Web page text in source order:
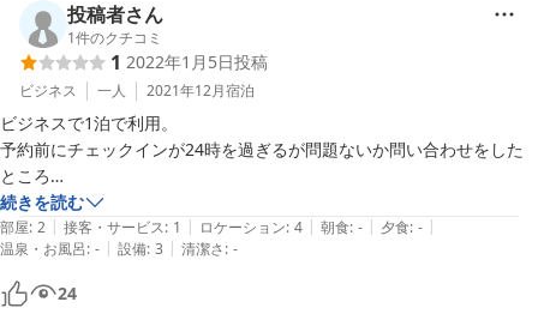
投稿者さん
1件のクチコミ
1 2022年1月5日投稿
ビジネス 一人 2021年12月宿泊
ビジネスで1泊で利用。
予約前にチェックインが24時を過ぎるが問題ないか問い合わせをした
ところ
問題ないとのことで予約。
当日も20時ごろに連絡し、やはりチェックインが24時を過ぎると伝え
たところ
問題なし、別途ショートメッセージで予約番号を送るのでそれを入れれ
ばチェックインできます、と
続きを読む
部屋: 2 | 接客・サービス: 1 | ロケーション: 4 | 朝食: - | 夕食: - |
温泉・お風呂: - | 設備: 3 | 清潔さ: -
24